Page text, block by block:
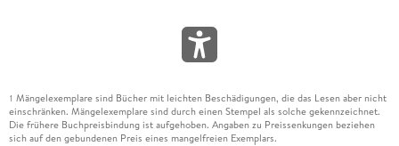
1 Mängelexemplare sind Bücher mit leichten Beschädigungen, die das Lesen aber nicht
einschränken. Mängelexemplare sind durch einen Stempel als solche gekennzeichnet.
Die frühere Buchpreisbindung ist aufgehoben. Angaben zu Preissenkungen beziehen
sich auf den gebundenen Preis eines mangelfreien Exemplars.